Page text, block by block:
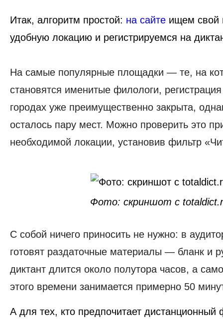
Итак, алгоритм простой: на сайте ищем свой
удобную локацию и регистрируемся на
На самые популярные площадки — те, на
становятся именитые филологи,
городах уже преимущественно закрыта,
осталось пару мест. Можно проверить это
необходимой локации, установив фильтр
Фото: скриншот с
С собой ничего приносить не нужно: в
готовят раздаточные материалы — бланк и
диктант длится около полутора часов, а
этого времени занимается примерно 50
А для тех, кто предпочитает дистанционный